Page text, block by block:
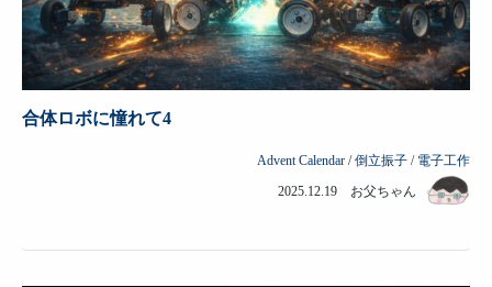
合体ロボに憧れて4
Advent Calendar /倒立振子 / 電子工作
2025.12.19 お父ちゃん